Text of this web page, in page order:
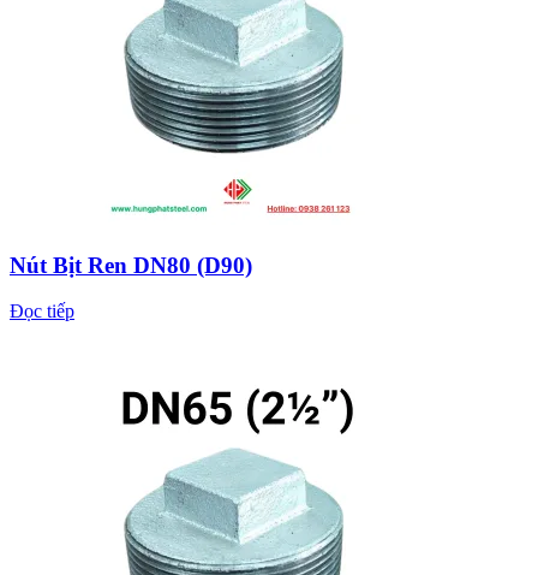
Nút Bịt Ren DN80 (D90)
Đọc tiếp